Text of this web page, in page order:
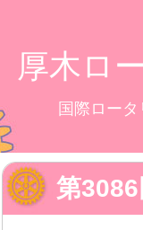
厚木ロ
国際ロー
第